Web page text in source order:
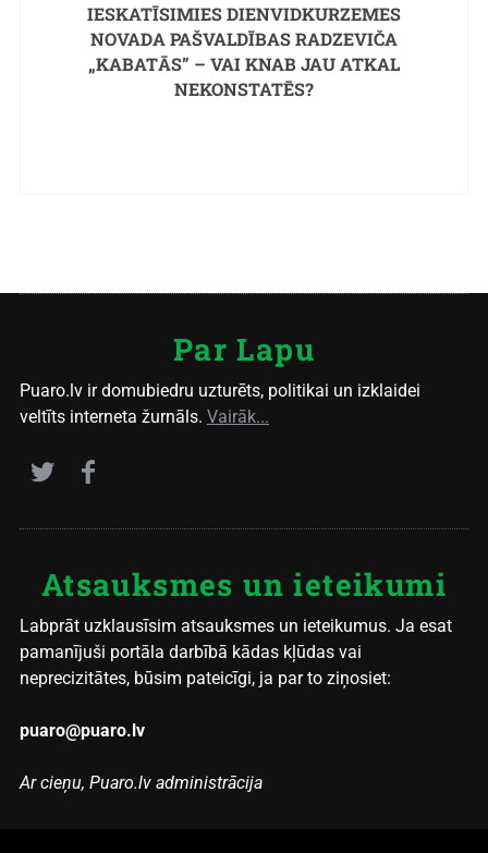
IESKATĪSIMIES DIENVIDKURZEMES
NOVADA PAŠVALDĪBAS RADZEVIČA
„KABATĀS” – VAI KNAB JAU ATKAL
NEKONSTATĒS?
Par Lapu
Puaro.lv ir domubiedru uzturēts, politikai un izklaidei
veltīts interneta žurnāls. Vairāk...
Atsauksmes un ieteikumi
Labprāt uzklausīsim atsauksmes un ieteikumus. Ja esat
pamanījuši portāla darbībā kādas kļūdas vai
neprecizitātes, būsim pateicīgi, ja par to ziņosiet:
puaro@puaro.lv
Ar cieņu, Puaro.lv administrācija